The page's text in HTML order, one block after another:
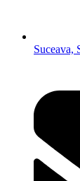
Suceava,